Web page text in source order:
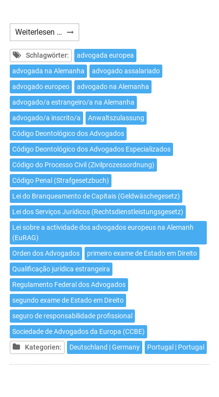
Weiterlesen … Como
exercer
a
advocacia
na
Alemanha
como
advogado/a
estrangeiro/a?
Schlagwörter:
advogada europea
advogada na Alemanha
advogado assalariado
advogado europeo
advogado na Alemanha
advogado/a estrangeiro/a na Alemanha
advogado/a inscrito/a
Anwaltszulassung
Código Deontológico dos Advogados
Código Deontológico dos Advogados Especializados
Código do Processo Civil (Zivilprozessordnung)
Código Penal (Strafgesetzbuch)
Lei do Branqueamento de Capitais (Geldwäschegesetz)
Lei dos Serviços Jurídicos (Rechtsdienstleistungsgesetz)
Lei sobre a actividade dos advogados europeus na Alemanh
(EuRAG)
Orden dos Advogados
primeiro exame de Estado em Direito
Qualificação jurídica estrangeira
Regulamento Federal dos Advogados
segundo exame de Estado em Direito
seguro de responsabilidade profissional
Sociedade de Advogados da Europa (CCBE)
Kategorien:
Deutschland | Germany Portugal | Portugal